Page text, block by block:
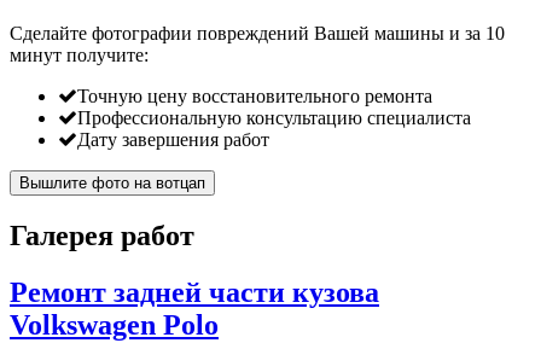
Сделайте фотографии повреждений Вашей машины и за 10
минут получите:
Точную цену восстановительного ремонта
Профессиональную консультацию специалиста
Дату завершения работ
Вышлите фото на вотцап
Галерея работ
Ремонт задней части кузова
Volkswagen Polo